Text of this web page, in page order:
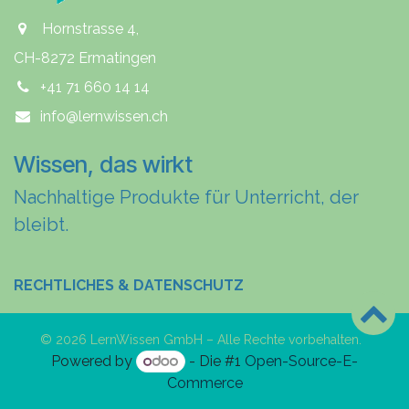
Hornstrasse 4,
CH-8272 Ermatingen
+41 71 660 14 14
info@lernwissen.ch
Wissen, das wirkt
Nachhaltige Produkte für Unterricht, der
bleibt.
RECHTLICHES & DATENSCHUTZ
© 2026 LernWissen GmbH – Alle Rechte vorbehalten.
Powered by - Die #1 Open-Source-E-
Commerce